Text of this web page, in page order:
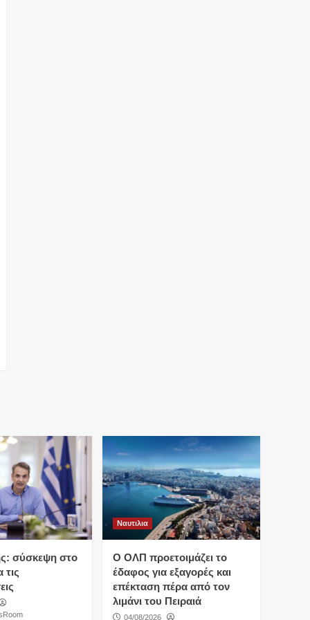
σύσκεψη στο
τις
Ναυτιλια
O ΟΛΠ προετοιμάζει το
έδαφος για εξαγορές και
επέκταση πέρα από τον
λιμάνι του Πειραιά
04/08/2026